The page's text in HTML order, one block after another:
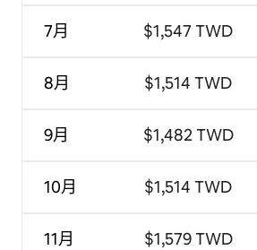
7月
8月
9月
10月
11月
$1,547 TWD
$1,514 TWD
$1,482 TWD
$1,514 TWD
$1,579 TWD